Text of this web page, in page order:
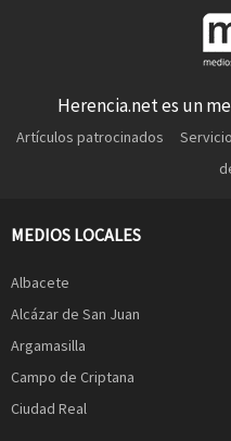
Herencia.net es un
Artículos patrocinados
MEDIOS LOCALES
Albacete
Alcázar de San Juan
Argamasilla
Campo de Criptana
Ciudad Real